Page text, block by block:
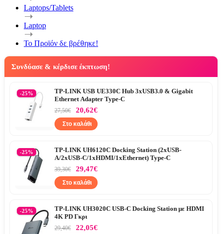
Laptops/Tablets
Laptop
Το Προϊόν δε βρέθηκε!
Συνδύασε & κέρδισε έκπτωση!
-25%
TP-LINK USB UE330C Hub 3xUSB3.0 & Gigabit
Ethernet Adapter Type-C
27,50€ 20,62€
Στο καλάθι
-25%
TP-LINK UH6120C Docking Station (2xUSB-
A/2xUSB-C/1xHDMI/1xEthernet) Type-C
39,30€ 29,47€
Στο καλάθι
-25%
TP-LINK UH3020C USB-C Docking Station με HDMI
4K PD Γκρι
29,40€ 22,05€